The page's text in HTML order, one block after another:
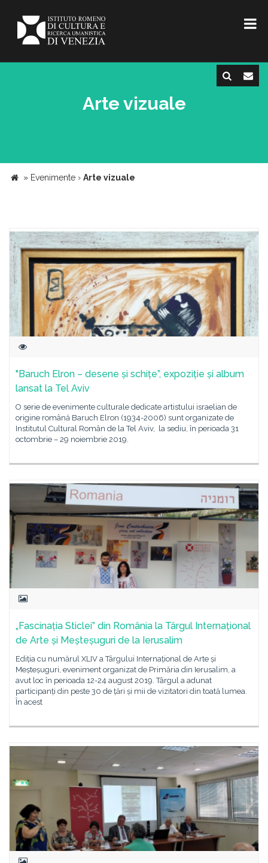
Arte vizuale
» Evenimente › Arte vizuale
"Baruch Elron – desene și schițe”, expoziție și album
lansat la Tel Aviv
O serie de evenimente culturale dedicate artistului israelian de
origine română Baruch Elron (1934-2006) sunt organizate de
Institutul Cultural Român de la Tel Aviv, la sediu, în perioada 31
octombrie – 29 noiembrie 2019.
„Fascinația Sticlei” din România la Târgul Internațional
de Arte și Meșteșuguri de la Ierusalim
Ediția cu numărul XLIV a Târgului Internațional de Arte și
Meșteșuguri, eveniment organizat de Primăria din Ierusalim, a
avut loc în perioada 12-24 august 2019. Târgul a adunat
participanți din peste 30 de țări și mii de vizitatori din toată lumea.
În acest